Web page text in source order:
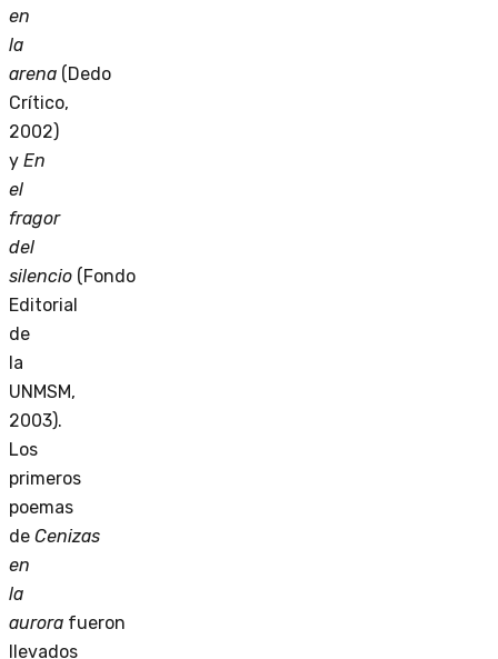
en
la
arena (Dedo
Crítico,
2002)
y En
el
fragor
del
silencio (Fondo
Editorial
de
la
UNMSM,
2003).
Los
primeros
poemas
de Cenizas
en
la
aurora fueron
llevados